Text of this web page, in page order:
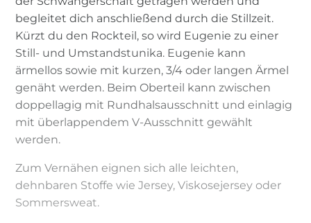
begleitet dich anschließend durch die Stillzeit.
Kürzt du den Rockteil, so wird Eugenie zu einer
Still- und Umstandstunika. Eugenie kann
ärmellos sowie mit kurzen, 3/4 oder langen Ärmel
genäht werden. Beim Oberteil kann zwischen
doppellagig mit Rundhalsausschnitt und einlagig
mit überlappendem V-Ausschnitt gewählt
werden.
Zum Vernähen eignen sich alle leichten,
dehnbaren Stoffe wie Jersey, Viskosejersey oder
Sommersweat.